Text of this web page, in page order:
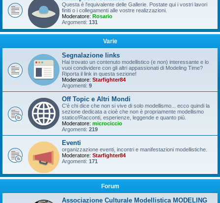
Questa è l'equivalente delle Gallerie. Postate qui i vostri lavori
finiti o i collegamenti alle vostre realizzazioni.
Moderatore: Rosario
Argomenti: 131
Varie
Segnalazione links
Hai trovato un contenuto modellistico (e non) interessante e lo
vuoi condividere con gli altri appassionati di Modeling Time?
Riporta il link in questa sezione!
Moderatore: Starfighter84
Argomenti: 9
Off Topic e Altri Mondi
C'è chi dice che non si vive di solo modellismo... ecco quindi la
sezione dedicata a cioè che non è propriamente modellismo
statico!Racconti, esperienze, leggende e quanto più.
Moderatore: microciccio
Argomenti: 219
Eventi
organizzazione eventi, incontri e manifestazioni modellistiche.
Moderatore: Starfighter84
Argomenti: 171
Forum
Associazione Culturale Modellistica MODELING